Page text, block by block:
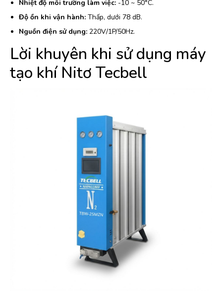
Nhiệt độ môi trường làm việc: -10 ~ 50°C.
Độ ồn khi vận hành: Thấp, dưới 78 dB.
Nguồn điện sử dụng: 220V/1P/50Hz.
Lời khuyên khi sử dụng máy
tạo khí Nitơ Tecbell